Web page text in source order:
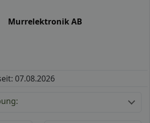
Murrelektronik AB
07.08.2026